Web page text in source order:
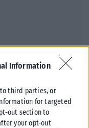
Information
third parties, or
for targeted
out section to
your opt-out
μετά το πέρασμα της
χθες, Τετάρτη
του Πόρτο Γερμενού,